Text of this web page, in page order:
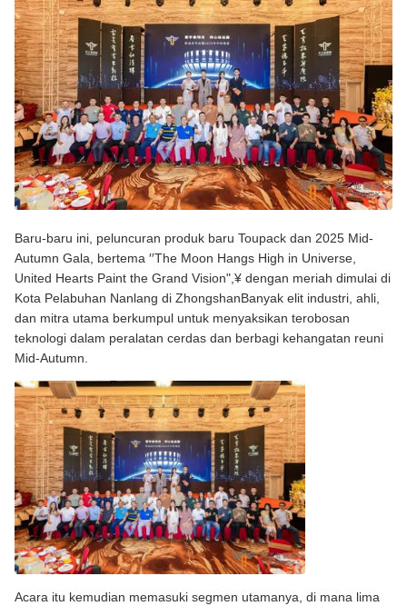
Baru-baru ini, peluncuran produk baru Toupack dan 2025 Mid-
Autumn Gala, bertema ′′The Moon Hangs High in Universe,
United Hearts Paint the Grand Vision",¥ dengan meriah dimulai di
Kota Pelabuhan Nanlang di ZhongshanBanyak elit industri, ahli,
dan mitra utama berkumpul untuk menyaksikan terobosan
teknologi dalam peralatan cerdas dan berbagi kehangatan reuni
Mid-Autumn.
Acara itu kemudian memasuki segmen utamanya, di mana lima